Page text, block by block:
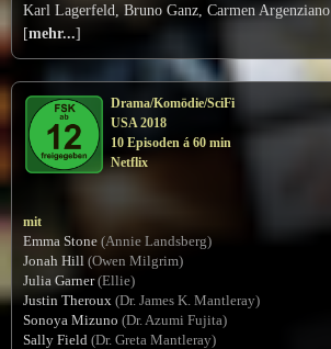
Drama/Komödie/SciFi
USA 2018
10 Episoden á 60 min
Netflix
mit
Emma Stone (Annie Landsberg)
Jonah Hill (Owen Milgrim)
Julia Garner(Ellie)
Justin Theroux (Dr. James K. Mantleray)
Sonoya Mizuno (Dr. Azumi Fujita)
Sally Field (Dr. Greta Mantleray)
Karl Lagerfeld, Bruno Ganz, Carmen Argenziano
[mehr...]